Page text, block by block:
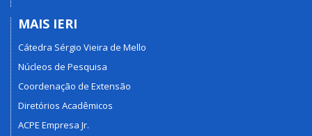
MAIS IERI
Cátedra Sérgio Vieira de Mello
Núcleos de Pesquisa
Coordenação de Extensão
Diretórios Acadêmicos
ACPE Empresa Jr.